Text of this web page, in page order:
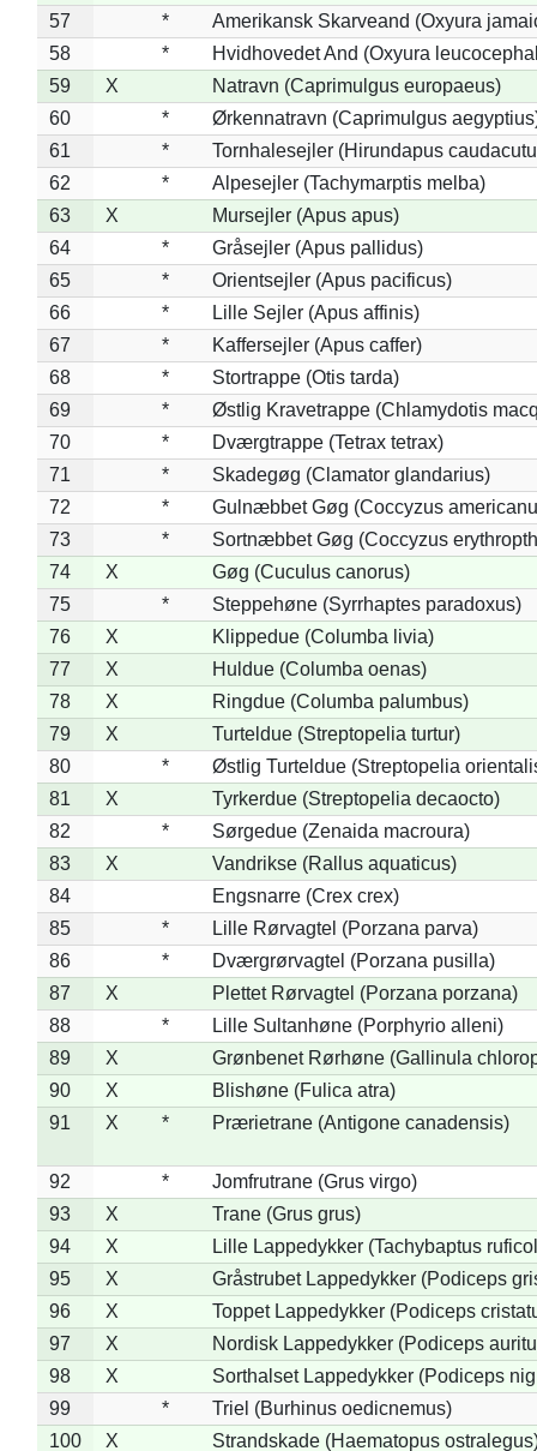
57
*
Amerikansk Skarveand (Oxyura
58
*
Hvidhovedet And (Oxyura
59
X
Natravn (Caprimulgus europaeus)
60
*
Ørkennatravn (Caprimulgus
61
*
Tornhalesejler (Hirundapus
62
*
Alpesejler (Tachymarptis melba)
63
X
Mursejler (Apus apus)
64
*
Gråsejler (Apus pallidus)
65
*
Orientsejler (Apus pacificus)
66
*
Lille Sejler (Apus affinis)
67
*
Kaffersejler (Apus caffer)
68
*
Stortrappe (Otis tarda)
69
*
Østlig Kravetrappe (Chlamydotis
70
*
Dværgtrappe (Tetrax tetrax)
71
*
Skadegøg (Clamator glandarius)
72
*
Gulnæbbet Gøg (Coccyzus
73
*
Sortnæbbet Gøg (Coccyzus
74
X
Gøg (Cuculus canorus)
75
*
Steppehøne (Syrrhaptes paradoxus)
76
X
Klippedue (Columba livia)
77
X
Huldue (Columba oenas)
78
X
Ringdue (Columba palumbus)
79
X
Turteldue (Streptopelia turtur)
80
*
Østlig Turteldue (Streptopelia
81
X
Tyrkerdue (Streptopelia decaocto)
82
*
Sørgedue (Zenaida macroura)
83
X
Vandrikse (Rallus aquaticus)
84
Engsnarre (Crex crex)
85
*
Lille Rørvagtel (Porzana parva)
86
*
Dværgrørvagtel (Porzana pusilla)
87
X
Plettet Rørvagtel (Porzana porzana)
88
*
Lille Sultanhøne (Porphyrio alleni)
89
X
Grønbenet Rørhøne (Gallinula
90
X
Blishøne (Fulica atra)
91
X * Prærietrane (Antigone canadensis)
92 *
Jomfrutrane (Grus virgo)
93
X
Trane (Grus grus)
94
X
Lille Lappedykker (Tachybaptus
95
X
Gråstrubet Lappedykker (Podiceps
96
X
Toppet Lappedykker (Podiceps
97
X
Nordisk Lappedykker (Podiceps
98
X
Sorthalset Lappedykker (Podiceps
99
*
Triel (Burhinus oedicnemus)
100
X Strandskade (Haematopus